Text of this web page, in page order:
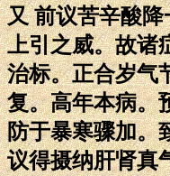
又 前议苦辛酸
上引之威。故诸
治标。正合岁气
复。高年本病。
防于暴寒骤加。
议得摄纳肝肾真